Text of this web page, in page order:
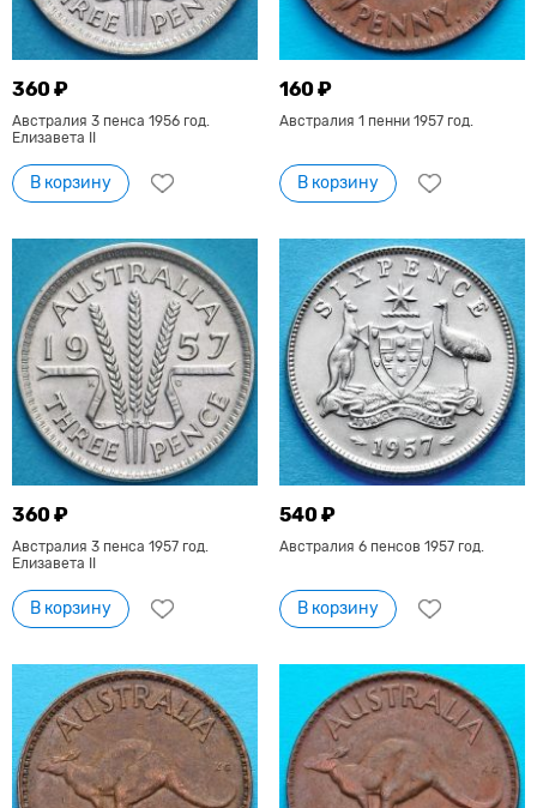
360 ₽
Австралия 3 пенса 1956 год.
Елизавета II
В корзину
160 ₽
Австралия 1 пенни 1957 год.
В корзину
360 ₽
Австралия 3 пенса 1957 год.
Елизавета II
В корзину
540 ₽
Австралия 6 пенсов 1957 год.
В корзину